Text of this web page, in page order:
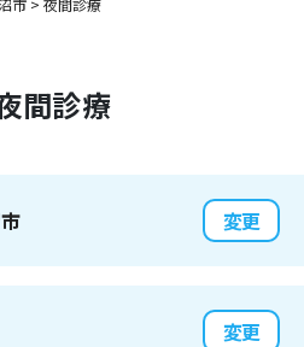
市 > 夜間診療
間診療
変更
変更